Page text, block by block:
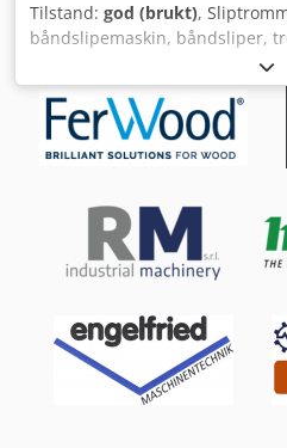
Tilstand: god (brukt),
båndslipemaskin, båndsliper,
transportbåndruller,
transportbånd, rullebane,
Hekr - Produsent: KED Kurt
trommelbredde 200 mm -
47 x 180 mm - Antall: 1 stk